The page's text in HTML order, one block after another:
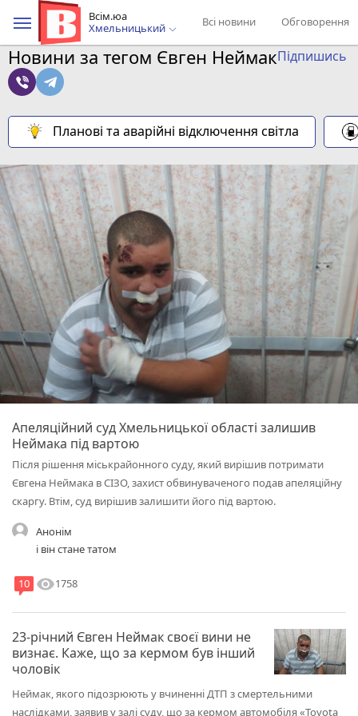
Всім.юа
Хмельницький
Всі новини Обговорення
Новини за тегом Євген НеймакПідпишись
Планові та аварійні відключення світла
Апеляційний суд Хмельницької області залишив
Неймака під вартою
Після рішення міськрайонного суду, який вирішив потримати
Євгена Неймака в СІЗО, захист обвинуваченого подав апеляційну
скаргу. Втім, суд вирішив залишити його під вартою.
Анонім
і він стане татом
10 visibility1758
23-річний Євген Неймак своєї вини не
визнає. Каже, що за кермом був інший
чоловік
Неймак, якого підозрюють у вчиненні ДТП з смертельними
наслідками, заявив у залі суду, що за кермом автомобіля «Toyota